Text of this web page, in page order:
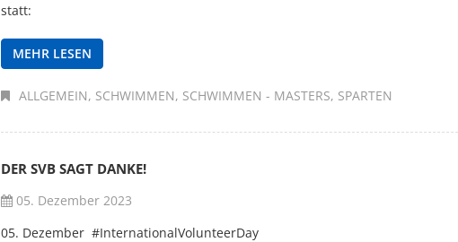
statt:
MEHR LESEN
ALLGEMEIN SCHWIMMEN SCHWIMMEN - MASTERS SPARTEN
DER SVB SAGT DANKE!
05. Dezember 2023
05. Dezember #InternationalVolunteerDay